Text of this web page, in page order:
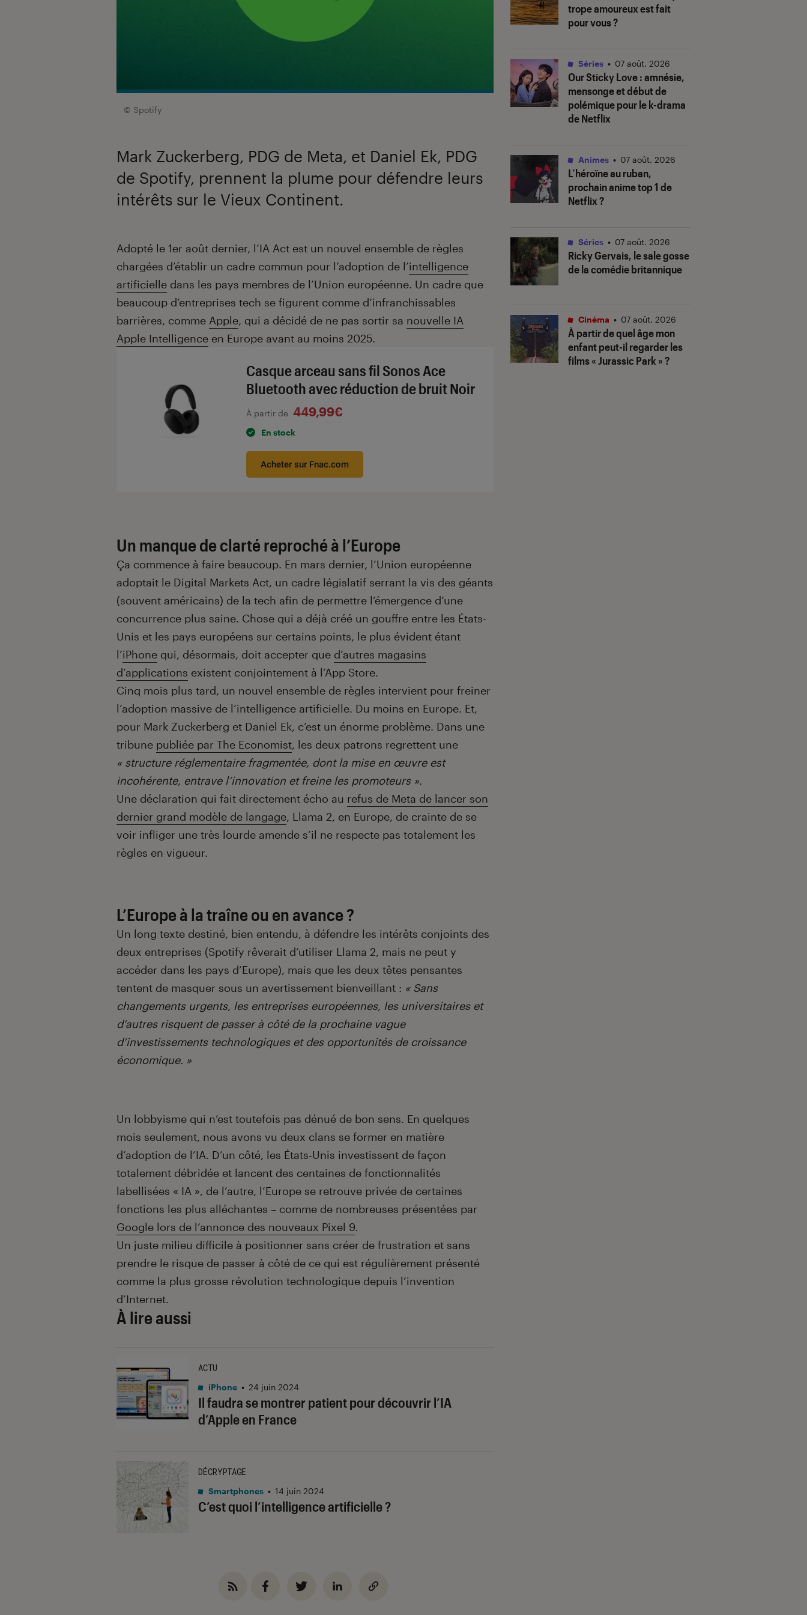
© Spotify
Mark Zuckerberg, PDG de Meta, et Daniel Ek, PDG
de Spotify, prennent la plume pour défendre leurs
intérêts sur le Vieux Continent.
Introduction
Adopté le 1er août dernier, l’IA Act est un nouvel ensemble de règles
chargées d’établir un cadre commun pour l’adoption de l’intelligence
artificielle dans les pays membres de l’Union européenne. Un cadre que
beaucoup d’entreprises tech se figurent comme d’infranchissables
barrières, comme Apple, qui a décidé de ne pas sortir sa nouvelle IA
Apple Intelligence en Europe avant au moins 2025.
Casque arceau sans fil Sonos Ace
Bluetooth avec réduction de bruit Noir
À partir de 449,99€
En stock
Acheter sur Fnac.com
Un manque de clarté reproché à l’Europe
Ça commence à faire beaucoup. En mars dernier, l’Union européenne
adoptait le Digital Markets Act, un cadre législatif serrant la vis des géants
(souvent américains) de la tech afin de permettre l’émergence d’une
concurrence plus saine. Chose qui a déjà créé un gouffre entre les États-
Unis et les pays européens sur certains points, le plus évident étant
l’iPhone qui, désormais, doit accepter que d’autres magasins
d’applications existent conjointement à l’App Store.
Cinq mois plus tard, un nouvel ensemble de règles intervient pour freiner
l’adoption massive de l’intelligence artificielle. Du moins en Europe. Et,
pour Mark Zuckerberg et Daniel Ek, c’est un énorme problème. Dans une
tribune publiée par The Economist, les deux patrons regrettent une
« structure réglementaire fragmentée, dont la mise en œuvre est
incohérente, entrave l’innovation et freine les promoteurs ».
Une déclaration qui fait directement écho au refus de Meta de lancer son
dernier grand modèle de langage, Llama 2, en Europe, de crainte de se
voir infliger une très lourde amende s’il ne respecte pas totalement les
règles en vigueur.
L’Europe à la traîne ou en avance ?
Un long texte destiné, bien entendu, à défendre les intérêts conjoints des
deux entreprises (Spotify rêverait d’utiliser Llama 2, mais ne peut y
accéder dans les pays d’Europe), mais que les deux têtes pensantes
tentent de masquer sous un avertissement bienveillant : « Sans
changements urgents, les entreprises européennes, les universitaires et
d’autres risquent de passer à côté de la prochaine vague
d’investissements technologiques et des opportunités de croissance
économique. »
Un lobbyisme qui n’est toutefois pas dénué de bon sens. En quelques
mois seulement, nous avons vu deux clans se former en matière
d’adoption de l’IA. D’un côté, les États-Unis investissent de façon
totalement débridée et lancent des centaines de fonctionnalités
labellisées « IA », de l’autre, l’Europe se retrouve privée de certaines
fonctions les plus alléchantes – comme de nombreuses présentées par
Google lors de l’annonce des nouveaux Pixel 9.
Un juste milieu difficile à positionner sans créer de frustration et sans
prendre le risque de passer à côté de ce qui est régulièrement présenté
comme la plus grosse révolution technologique depuis l’invention
d’Internet.
À lire aussi
Il faudra se montrer patient pour découvrir l’IA
d’Apple en France
ACTU
iPhone • 24 juin 2024
C’est quoi l’intelligence artificielle ?
DÉCRYPTAGE
Smartphones • 14 juin 2024
trope amoureux est fait
pour vous ?
Our Sticky Love: amnésie,
mensonge et début de
polémique pour le k-drama
de Netflix
Séries • 07 août. 2026
L’héroïne au ruban,
prochain anime top 1 de
Netflix ?
Animes • 07 août. 2026
Ricky Gervais, le sale gosse
de la comédie britannique
Séries • 07 août. 2026
À partir de quel âge mon
enfant peut-il regarder les
films « Jurassic Park » ?
Cinéma • 07 août. 2026